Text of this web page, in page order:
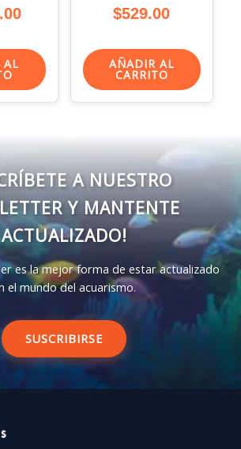
AL
$529.00
AÑADIR AL
CARRITO
A NUESTRO
Y MANTENTE
ACTUALIZADO!
es la mejor forma de estar actualizado
el mundo del acuarismo.
SUSCRIBIRSE